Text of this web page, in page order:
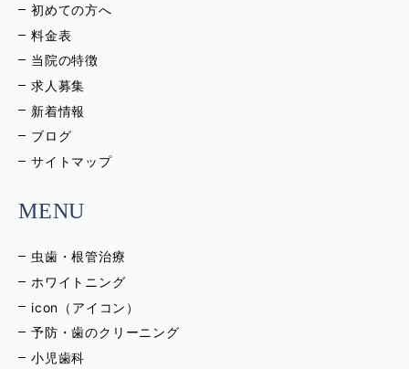
初めての方へ
料金表
当院の特徴
求人募集
新着情報
ブログ
サイトマップ
MENU
虫歯・根管治療
ホワイトニング
icon（アイコン）
予防・歯のクリーニング
小児歯科